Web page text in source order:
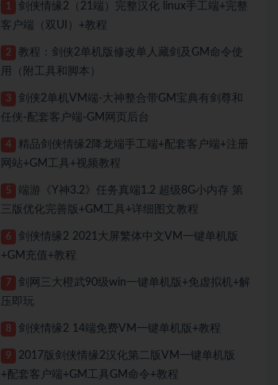
1
剑侠情缘2（21端）完整汉化 linux手工端+完整
客户端（双UI）+教程
2
教程：剑侠2单机版修改单人藏剑及GM命令使
用（附工具和脚本）
3
剑侠2单机VM端-大神整合带GM宝典有剑尊和
任侠-配套客户端-GM网页后台
4
精品剑侠情缘2降龙端手工端+配套客户端+注册
网站+GM工具+视频教程
5
端游《Y神3.2》任务真端1.2 超级8G小内存 第
三版优化完善版+GM工具+详细图文教程
6
剑侠情缘2 2021大屏繁体中文VM一键单机版
+GM充值+教程
7
剑网三大橙武90级win一键单机版+免虚拟机+解
压即玩
8 剑侠情缘2 14端免费VM一键单机版+教程
9
2017版剑侠情缘2汉化第二版VM一键单机版
+配套客户端+GM工具GM命令+教程